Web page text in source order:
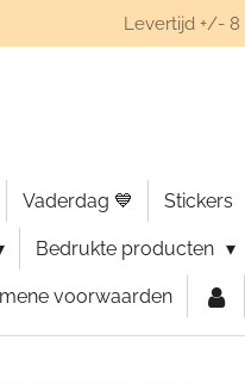
Levertijd +/- 8
Vaderdag 💙 Stickers
Bedrukte producten
voorwaarden